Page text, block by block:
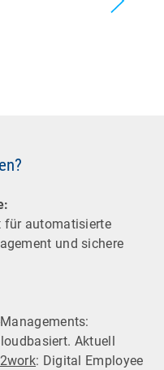
für automatisierte
und sichere
Aktuell
: Digital Employee